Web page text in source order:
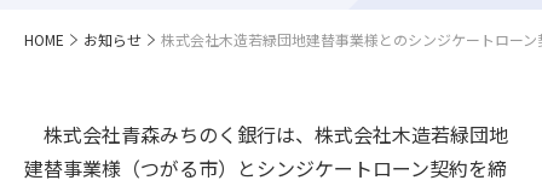
HOME お知らせ 株式会社木造若緑団地建替事業様とのシンジケートロー
株式会社青森みちのく銀行は、株式会社木造若緑団地
建替事業様（つがる市）とシンジケートローン契約を締